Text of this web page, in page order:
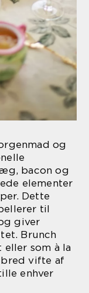
og
bacon og
elementer
Dette
til
giver
Brunch
som à la
vifte af
enhver